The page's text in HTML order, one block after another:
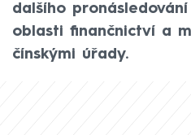
dalšího
oblasti finančnictví a
čínskými úřady.